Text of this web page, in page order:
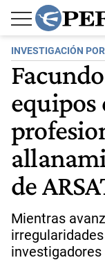
INVESTIGACIÓN
equipos
de
Mientras